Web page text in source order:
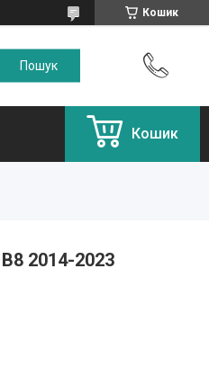
Кошик
Кошик
2014-2023